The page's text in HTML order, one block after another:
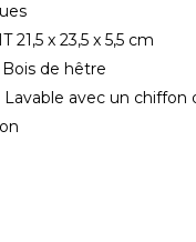
x 23,5 x 5,5 cm
Bois de hêtre
Lavable avec un